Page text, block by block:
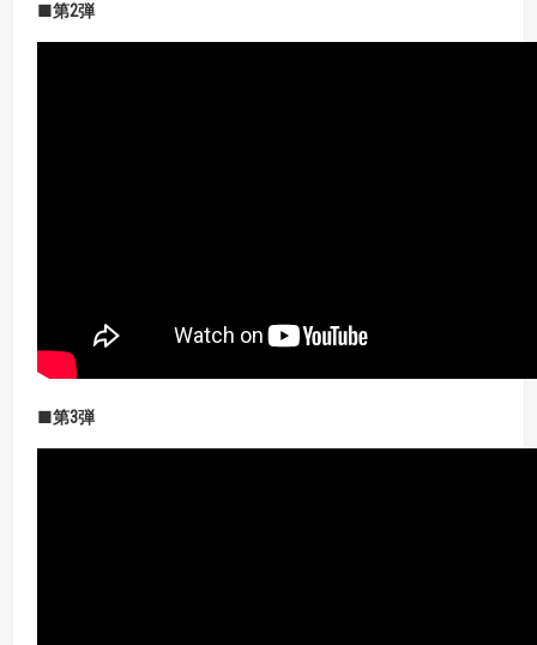
■第2弾
■第3弾